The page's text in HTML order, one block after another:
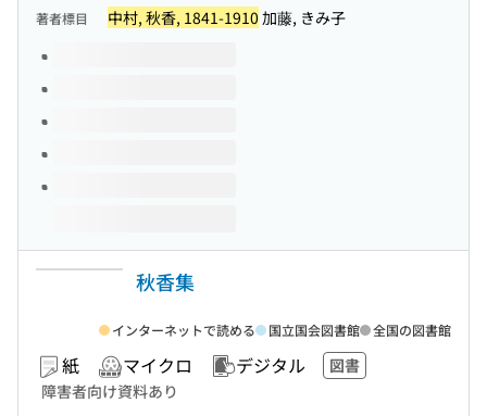
著者標目 中村, 秋香, 1841-1910 加藤, きみ子
このタイトルの巻号
秋香集
紙 マイクロ デジタル
図書
障害者向け資料あり
インターネットで読める 国立国会図書館 全国の図書館